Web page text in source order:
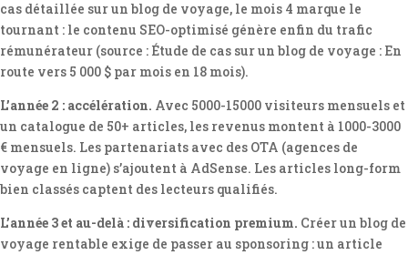
cas détaillée sur un blog de voyage, le mois 4 marque le
tournant : le contenu SEO-optimisé génère enfin du trafic
rémunérateur (source : Étude de cas sur un blog de voyage : En
route vers 5 000 $ par mois en 18 mois).
L’année 2 : accélération. Avec 5000-15000 visiteurs mensuels et
un catalogue de 50+ articles, les revenus montent à 1000-3000
€ mensuels. Les partenariats avec des OTA (agences de
voyage en ligne) s’ajoutent à AdSense. Les articles long-form
bien classés captent des lecteurs qualifiés.
L’année 3 et au-delà : diversification premium. Créer un blog de
voyage rentable exige de passer au sponsoring : un article